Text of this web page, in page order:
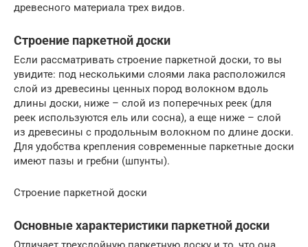
древесного материала трех видов.
Строение паркетной доски
Если рассматривать строение паркетной доски, то вы
увидите: под несколькими слоями лака расположился
слой из древесины ценных пород волокном вдоль
длины доски, ниже – слой из поперечных реек (для
реек используются ель или сосна), а еще ниже – слой
из древесины с продольным волокном по длине доски.
Для удобства крепления современные паркетные доски
имеют пазы и гребни (шпунты).
Строение паркетной доски
Основные характеристики паркетной доски